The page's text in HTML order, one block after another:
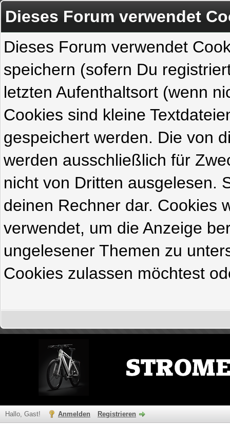
Dieses Forum verwendet
Dieses Forum verwendet
speichern (sofern Du
letzten Aufenthaltsort (wenn
Cookies sind kleine
gespeichert werden. Die von
werden ausschließlich für
nicht von Dritten ausgelesen.
deinen Rechner dar. Cookies
verwendet, um die Anzeige
ungelesener Themen zu
Cookies zulassen möchtest
Hallo, Gast! Anmelden Registrieren